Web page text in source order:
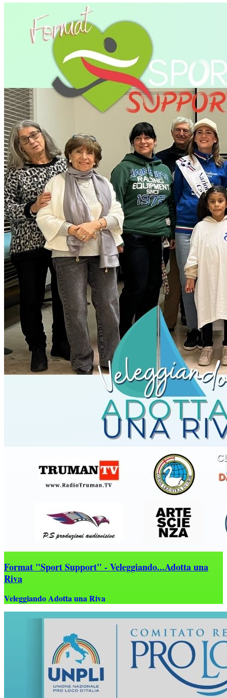
Format "Sport Support" - Veleggiando...Adotta una
Riva
Veleggiando Adotta una Riva